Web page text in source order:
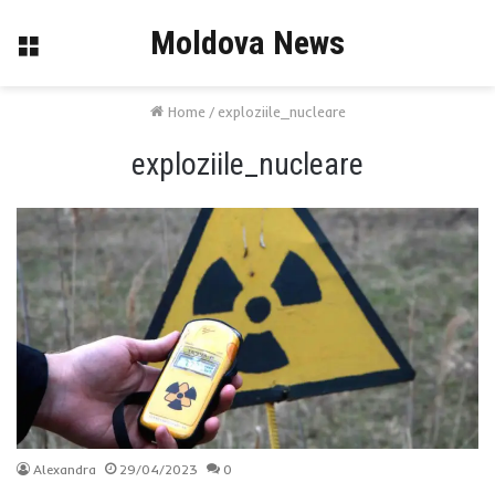
Menu Moldova News
Home / exploziile_nucleare
exploziile_nucleare
Alexandra 29/04/2023 0